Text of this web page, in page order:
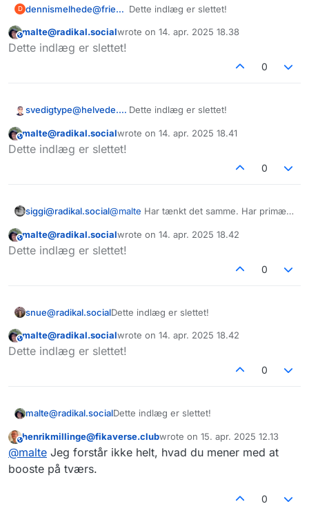
D dennismelhede@friendica.dk Dette indlæg er slettet!
This user is from outside of this forum
malte@radikal.socialwrote on 14. apr. 2025 18.38
sidst redigeret af
Dette indlæg er slettet!
0
svedigtype@helvede.net Dette indlæg er slettet!
This user is from outside of this forum
malte@radikal.socialwrote on 14. apr. 2025 18.41
sidst redigeret af
Dette indlæg er slettet!
0
siggi@radikal.social@malte Har tænkt det samme. Har primært
ting på tværs. Vil prøve at være endnu
bedre til at booste på tværs. Har også
fyi. umiddelbart kan min pixelfed.dk konto
ikke se dit videoopslag. Måske kun et
This user is from outside of this forum
malte@radikal.socialwrote on 14. apr. 2025 18.42
sidst redigeret af
Dette indlæg er slettet!
0
snue@radikal.socialDette indlæg er slettet!
This user is from outside of this forum
malte@radikal.socialwrote on 14. apr. 2025 18.42
sidst redigeret af
Dette indlæg er slettet!
0
malte@radikal.socialDette indlæg er slettet!
This user is from outside of this forum
henrikmillinge@fikaverse.clubwrote on 15. apr. 2025 12.13
sidst redigeret af
@malte Jeg forstår ikke helt, hvad du mener med at
booste på tværs.
0